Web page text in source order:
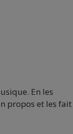
En les
propos et les fait